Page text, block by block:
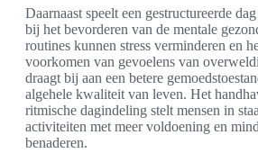
Daarnaast speelt een gestructureerde
bij het bevorderen van de mentale
routines kunnen stress verminderen en
voorkomen van gevoelens van
draagt bij aan een betere
algehele kwaliteit van leven. Het
ritmische dagindeling stelt mensen in
activiteiten met meer voldoening en
benaderen.